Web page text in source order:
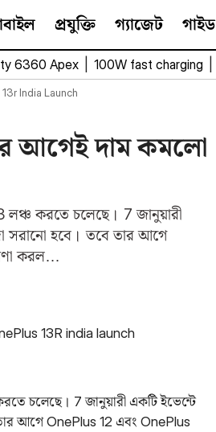
প্রযুক্তি গ্যাজেট গাইড
6360 Apex 100W fast charging
India Launch
আগেই দাম কমলো
লঞ্চ করতে চলেছে। 7 জানুয়ারী
সরানো হবে। তবে তার আগে
করল…
চলেছে। 7 জানুয়ারী একটি ইভেন্টে
আগে OnePlus 12 এবং OnePlus